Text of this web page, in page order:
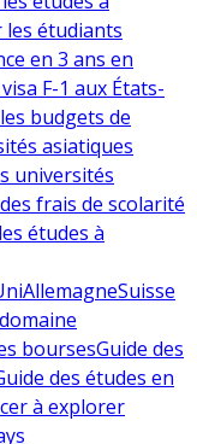
étudiants
en 3 ans en
F-1 aux États-
budgets de
asiatiques
universités
frais de scolarité
études à
AllemagneSuisse
boursesGuide des
des études en
à explorer